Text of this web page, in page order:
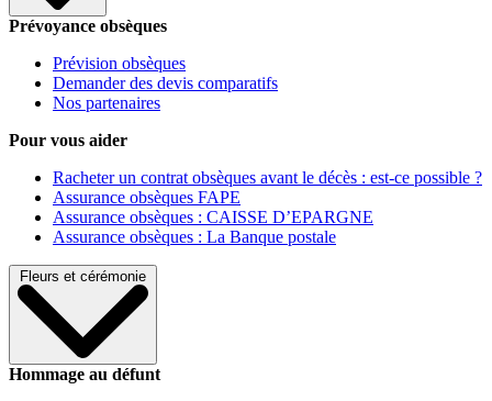
Prévoyance obsèques
Prévision obsèques
Demander des devis comparatifs
Nos partenaires
Pour vous aider
Racheter un contrat obsèques avant le décès : est-ce possible ?
Assurance obsèques FAPE
Assurance obsèques : CAISSE D’EPARGNE
Assurance obsèques : La Banque postale
Fleurs et cérémonie
Hommage au défunt